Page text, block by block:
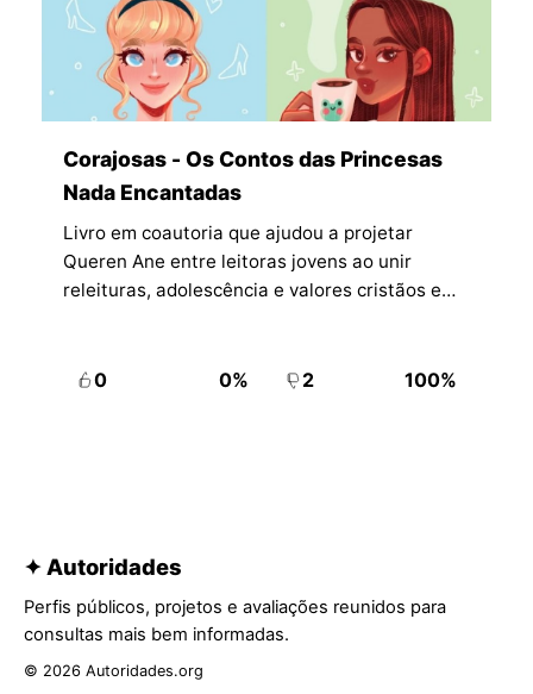
Corajosas - Os Contos das Princesas
Nada Encantadas
Livro em coautoria que ajudou a projetar
Queren Ane entre leitoras jovens ao unir
releituras, adolescência e valores cristãos em
0 0% 2 100%
✦ Autoridades
Perfis públicos, projetos e avaliações reunidos para
consultas mais bem informadas.
© 2026 Autoridades.org